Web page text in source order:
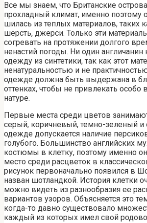
Все мы знаем, что Британские
прохладный климат, именно поэтому
шилась из теплых материалов, таких
шерсть, джерси. Только эти
согревать на протяжении долгого
ненастий погоды. Ни один англичанин
одежду из синтетики, так как этот
ненатуральностью и не
одежде должна быть выдержана в
оттенках, чтобы не привлекать особо
натуре.
Первые места среди цветов
серый, коричневый, темно-зеленый и
одежде допускается наличие
голубого. Большинство английских
костюмы в клетку, поэтому именно
место среди расцветок в
рисунок первоначально появился в
назван шотландкой. История клетки
можно видеть из разнообразия ее
вариантов узоров. Объясняется это
когда-то давно существовало
каждый из которых имел свой